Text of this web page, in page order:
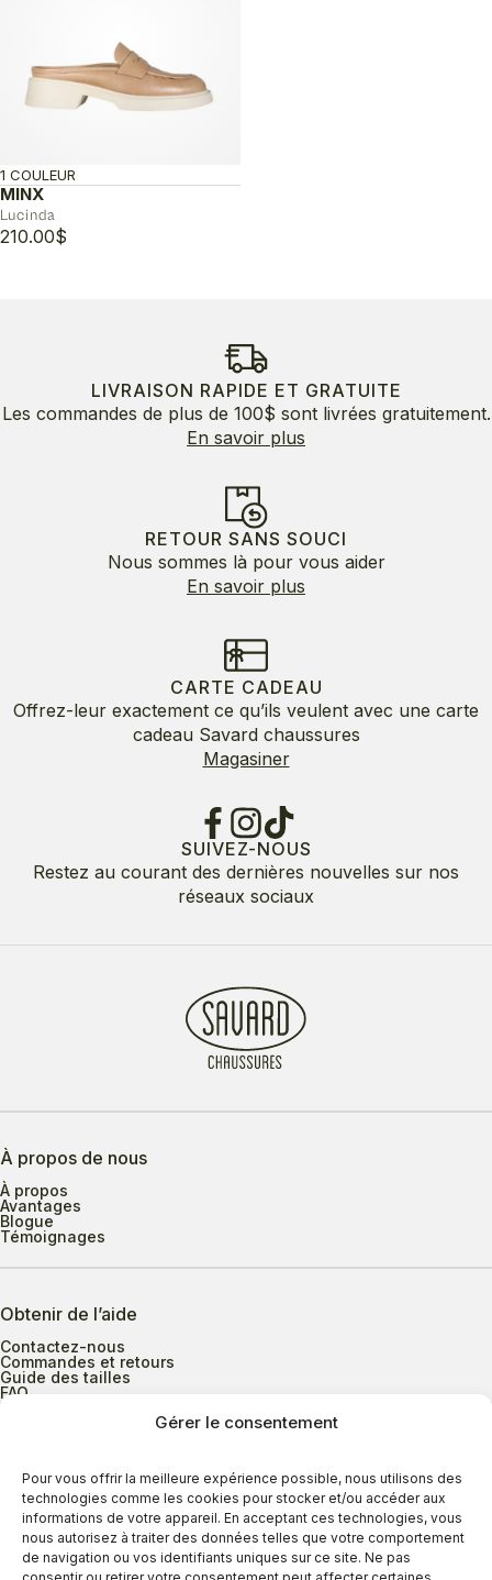
Gérer le consentement
Pour vous offrir la meilleure expérience possible, nous utilisons des
technologies comme les cookies pour stocker et/ou accéder aux
informations de votre appareil. En acceptant ces technologies, vous
nous autorisez à traiter des données telles que votre comportement
de navigation ou vos identifiants uniques sur ce site. Ne pas
MINX
Lucinda
1 COULEUR
210.00$
LIVRAISON RAPIDE ET GRATUITE
Les commandes de plus de 100$ sont livrées gratuitement.
En savoir plus
RETOUR SANS SOUCI
Nous sommes là pour vous aider
En savoir plus
CARTE CADEAU
Offrez-leur exactement ce qu’ils veulent avec une carte
cadeau Savard chaussures
Magasiner
SUIVEZ-NOUS
Restez au courant des dernières nouvelles sur nos
réseaux sociaux
À propos de nous
À propos
Avantages
Blogue
Témoignages
Obtenir de l’aide
Contactez-nous
Commandes et retours
Guide des tailles
FAQ
Heures d’ouverture
Lundi au mercredi
9h00 à 17h30
Jeudi
9h00 à 20h00